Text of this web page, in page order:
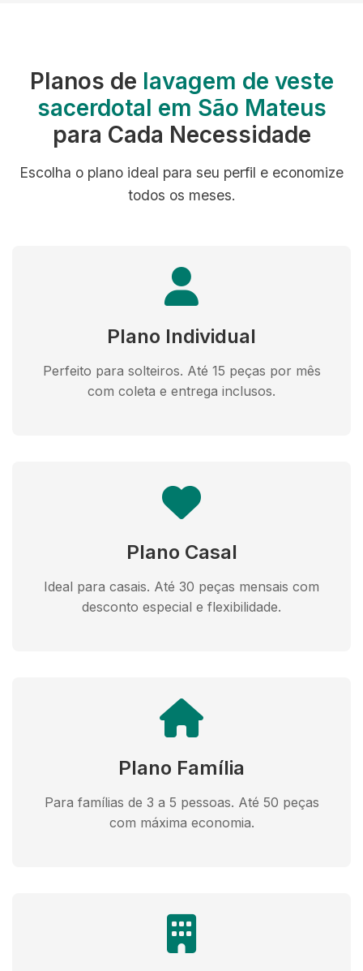
Planos de lavagem de veste
sacerdotal em São Mateus
para Cada Necessidade
Escolha o plano ideal para seu perfil e economize
todos os meses.
Plano Individual
Perfeito para solteiros. Até 15 peças por mês
com coleta e entrega inclusos.
Plano Casal
Ideal para casais. Até 30 peças mensais com
desconto especial e flexibilidade.
Plano Família
Para famílias de 3 a 5 pessoas. Até 50 peças
com máxima economia.